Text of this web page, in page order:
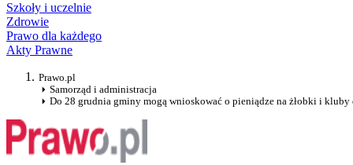
Szkoły i uczelnie
Zdrowie
Prawo dla każdego
Akty Prawne
Prawo.pl
Samorząd i administracja
Do 28 grudnia gminy mogą wnioskować o pieniądze na żłobki i kluby